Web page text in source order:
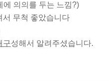
에 의의를 두는 느낌?)
서 무척 좋았습니다
구성해서 알려주셨습니다.